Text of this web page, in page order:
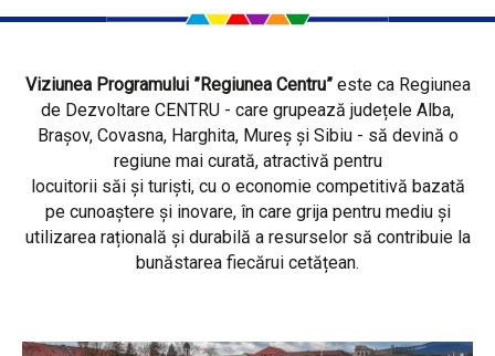
Viziunea Programului ”Regiunea Centru”este ca Regiunea
de Dezvoltare CENTRU - care grupează județele Alba,
Brașov, Covasna, Harghita, Mureș și Sibiu - să devină o
regiune mai curată, atractivă pentru
locuitorii săi și turiști, cu o economie competitivă bazată
pe cunoaștere și inovare, în care grija pentru mediu și
utilizarea rațională și durabilă a resurselor să contribuie la
bunăstarea fiecărui cetățean.